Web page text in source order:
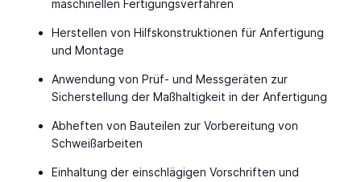
maschinellen Fertigungsverfahren
Herstellen von Hilfskonstruktionen für Anfertigung
und Montage
Anwendung von Prüf- und Messgeräten zur
Sicherstellung der Maßhaltigkeit in der Anfertigung
Abheften von Bauteilen zur Vorbereitung von
Schweißarbeiten
Einhaltung der einschlägigen Vorschriften und